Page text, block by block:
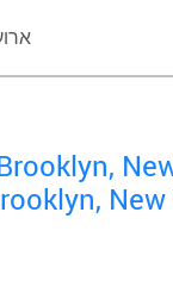
New